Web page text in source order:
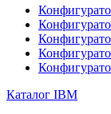
Каталог IBM